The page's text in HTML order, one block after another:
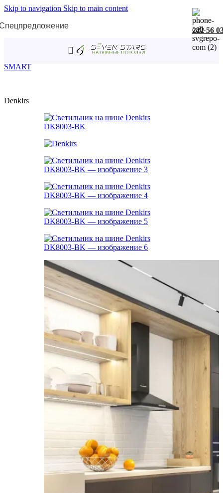
Skip to navigation Skip to main content
222 56
Трековая система SMART
SMART
Denkirs